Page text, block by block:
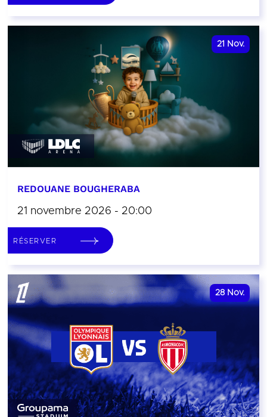
21 Nov.
REDOUANE BOUGHERABA
21 novembre 2026 - 20:00
RÉSERVER
28 Nov.